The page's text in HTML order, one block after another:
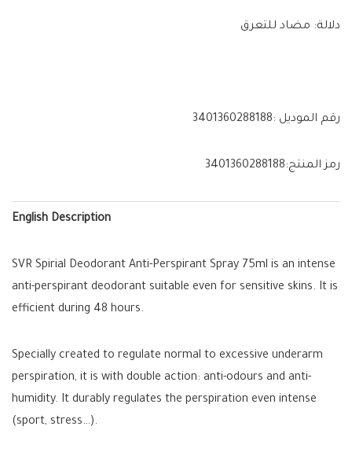
دلالة: مضاد للتعرق
رقم الموديل :3401360288188
رمز المنتج:3401360288188
English Description
SVR Spirial Deodorant Anti-Perspirant Spray 75ml is an intense
anti-perspirant deodorant suitable even for sensitive skins. It is
efficient during 48 hours.
Specially created to regulate normal to excessive underarm
perspiration, it is with double action: anti-odours and anti-
humidity. It durably regulates the perspiration even intense
(sport, stress…).